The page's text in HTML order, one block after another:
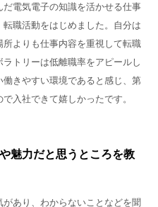
電気電子の知識を活かせる仕事
職活動をはじめました。自分は
よりも仕事内容を重視して転職
トリーは低離職率をアピールし
きやすい環境であると感じ、第
入社できて嬉しかったです。
魅力だと思うところを教
あり、わからないことなどを聞